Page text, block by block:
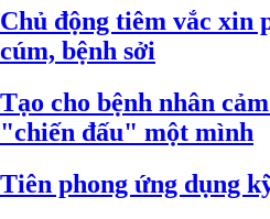
Chủ động tiêm vắc xin
cúm, bệnh sởi
Tạo cho bệnh nhân
"chiến đấu" một mình
Tiên phong ứng dụng